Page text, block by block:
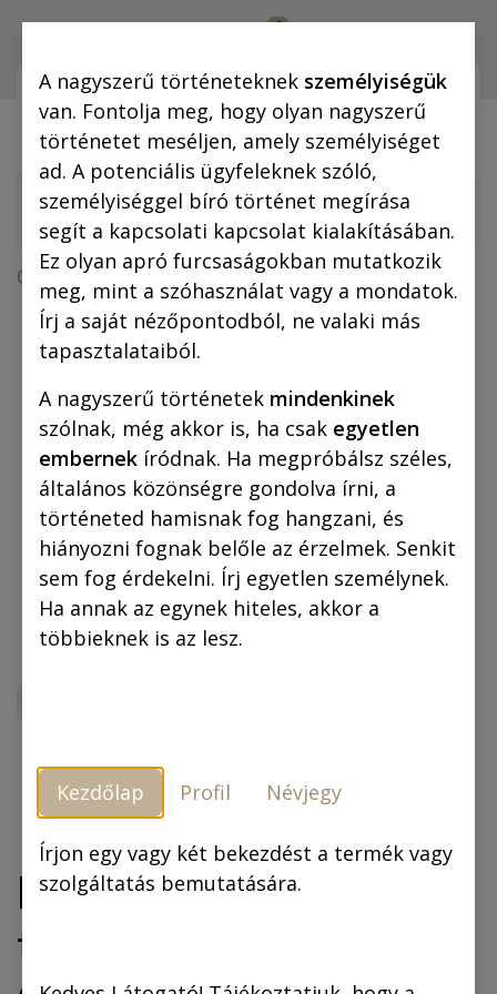
0
Webshop (mobilra)
Összes termék
Bögre: A három testőr Afrikában – Csülök,
Tuskó, Senki Alfonz
Bögre: A három
testőr Afrikában –
A nagyszerű történeteknek személyiségük
van. Fontolja meg, hogy olyan nagyszerű
történetet meséljen, amely személyiséget
ad. A potenciális ügyfeleknek szóló,
személyiséggel bíró történet megírása
segít a kapcsolati kapcsolat kialakításában.
Ez olyan apró furcsaságokban mutatkozik
meg, mint a szóhasználat vagy a mondatok.
Írj a saját nézőpontodból, ne valaki más
tapasztalataiból.
A nagyszerű történetek mindenkinek
szólnak, még akkor is, ha csak egyetlen
embernek íródnak. Ha megpróbálsz széles,
általános közönségre gondolva írni, a
történeted hamisnak fog hangzani, és
hiányozni fognak belőle az érzelmek. Senkit
sem fog érdekelni. Írj egyetlen személynek.
Ha annak az egynek hiteles, akkor a
többieknek is az lesz.
Kezdőlap Profil Névjegy
Írjon egy vagy két bekezdést a termék vagy
szolgáltatás bemutatására.